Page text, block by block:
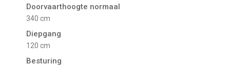
Doorvaarthoogte normaal
340 cm
Diepgang
120 cm
Besturing